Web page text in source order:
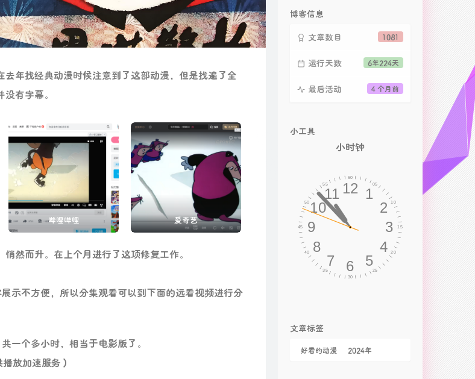
去年找经典动漫时候注意到了这部动漫，但是找遍了全
有字幕。
哔哩哔哩 爱奇艺
然而升。在上个月进行了这项修复工作。
示不方便，所以分集观看可以到下面的远看视频进行分
一个多小时，相当于电影版了。
放加速服务）
博客信息
1081
文章数目
6年224天
运行天数
4 个月前
最后活动
小工具
小时钟
文章标签
好看的动漫 2024年